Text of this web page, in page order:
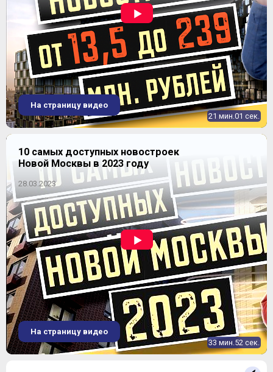
21 мин.01 сек.
На страницу видео
10 самых доступных новостроек
Новой Москвы в 2023 году
28.03.2023
33 мин.52 сек.
На страницу видео